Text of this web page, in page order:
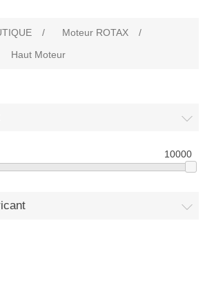
/ Moteur ROTAX
/
Haut Moteur
10000